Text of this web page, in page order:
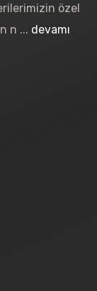
özel
n ... devamı